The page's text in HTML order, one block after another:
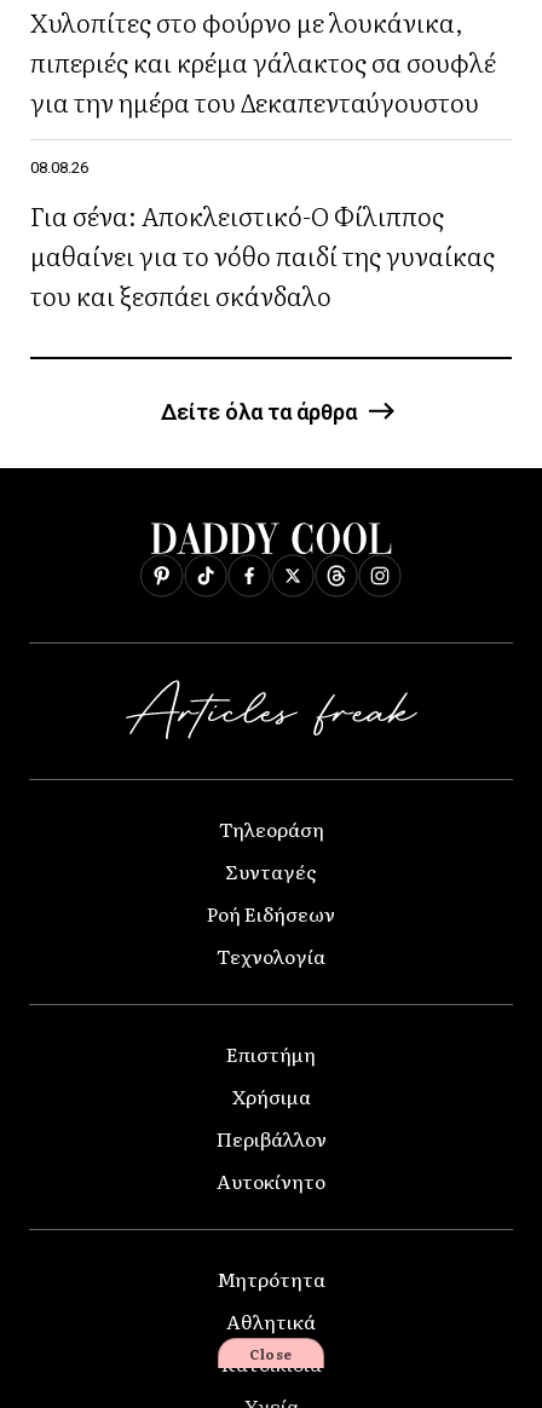
Χυλοπίτες στο φούρνο με λουκάνικα,
πιπεριές και κρέμα γάλακτος σα σουφλέ
για την ημέρα του Δεκαπενταύγουστου
08.08.26
Για σένα: Αποκλειστικό-Ο Φίλιππος
μαθαίνει για το νόθο παιδί της γυναίκας
του και ξεσπάει σκάνδαλο
Δείτε όλα τα άρθρα
Τηλεοράση
Συνταγές
Ροή Ειδήσεων
Τεχνολογία
Επιστήμη
Χρήσιμα
Περιβάλλον
Αυτοκίνητο
Μητρότητα
Αθλητικά
Κατοικίδια
Close